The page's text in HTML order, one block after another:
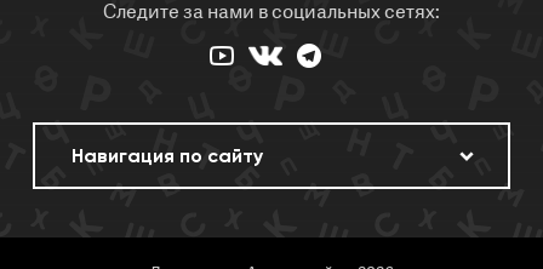
Следите за нами в социальных сетях: